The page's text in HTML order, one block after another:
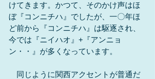
けてきます。かつて、そのかけ声はほ
ぼ『コンニチハ』でしたが、一〇年ほ
ど前から『コンニチハ』は駆逐され、
今では『ニイハオ』+『アンニョ
ン・・』が多くなっています。
同じように関西アクセントが普通だ